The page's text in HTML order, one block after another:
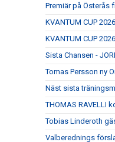
Premiär på Österås
KVANTUM CUP 2026
KVANTUM CUP 2026
Sista Chansen -
Tomas Persson ny
Näst sista
THOMAS RAVELLI
Tobias Linderoth
Valberednings